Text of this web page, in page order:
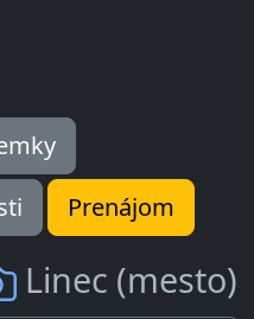
Prenájom
Linec (mesto)